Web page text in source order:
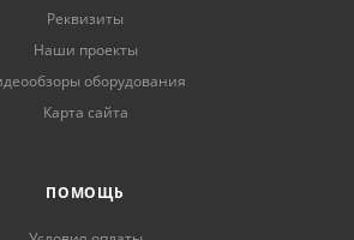
Реквизиты
Наши проекты
оборудования
Карта сайта
ПОМОЩЬ